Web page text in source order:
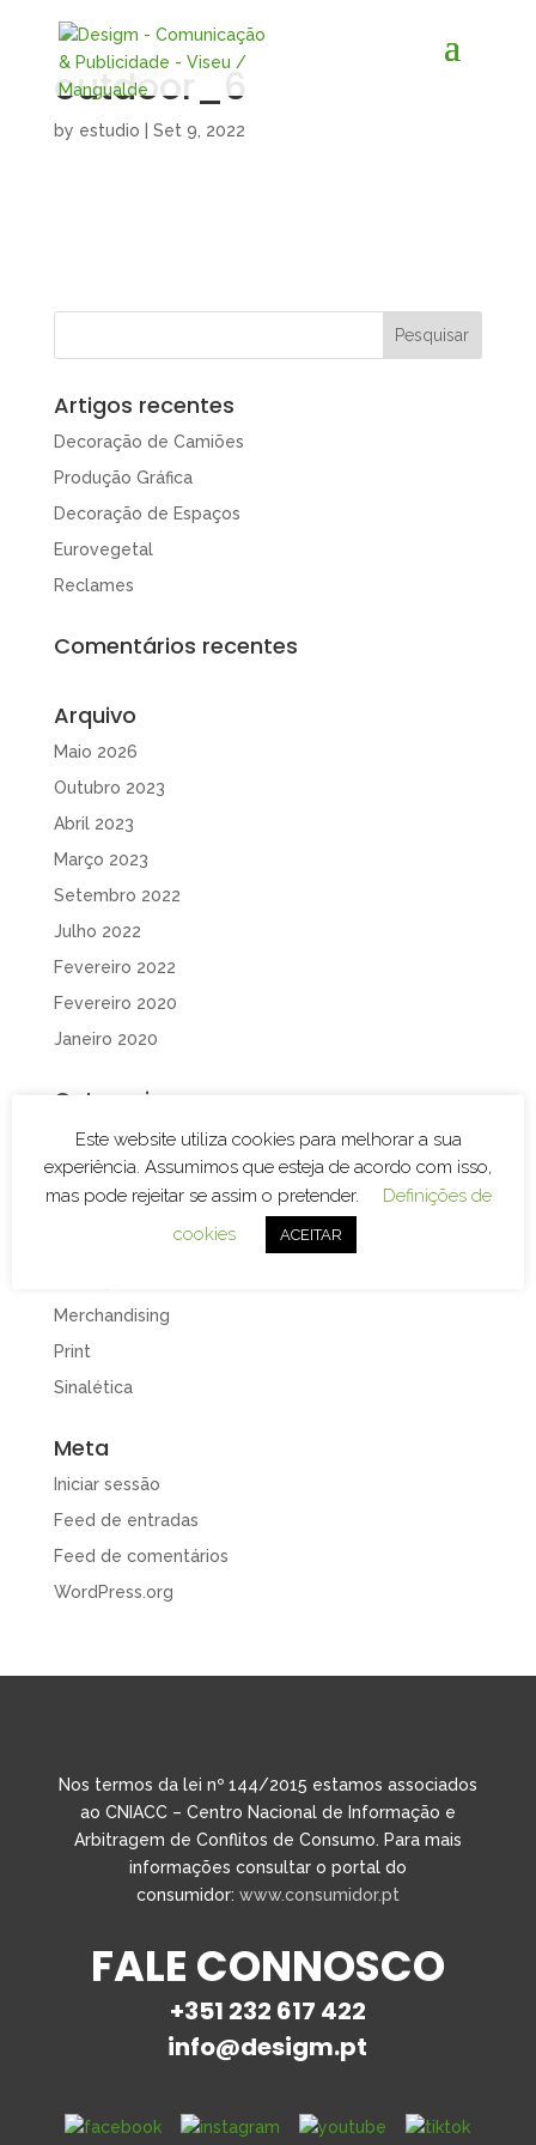
outdoor_6
by estudio Set 9, 2022
Artigos recentes
Decoração de Camiões
Produção Gráfica
Decoração de Espaços
Eurovegetal
Reclames
Comentários recentes
Arquivo
Maio 2026
Outubro 2023
Abril 2023
Março 2023
Setembro 2022
Julho 2022
Fevereiro 2022
Fevereiro 2020
Janeiro 2020
Categorias
Branding
Decoração de Espaços
Decoração de Viaturas
Design e Publicidade
Merchandising
Print
Sinalética
Meta
Iniciar sessão
Feed de entradas
Feed de comentários
WordPress.org
Nos termos da lei nº 144/2015 estamos associados
ao CNIACC – Centro Nacional de Informação e
Arbitragem de Conflitos de Consumo. Para mais
informações consultar o portal do
consumidor: www.consumidor.pt
FALE CONNOSCO
+351 232 617 422
info@desigm.pt
Este website utiliza cookies para melhorar a sua
experiência. Assumimos que esteja de acordo com isso,
mas pode rejeitar se assim o pretender.
Definições de
cookies
ACEITAR